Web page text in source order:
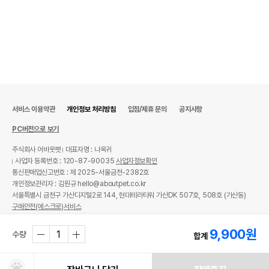
수량 합계 9,900원
서비스 이용약관 개인정보 처리방침 입점/제휴 문의 공지사항
PC버전으로 보기
주식회사 어바웃펫
대표자명 : 나옥귀
사업자 등록번호 : 120-87-90035사업자정보확인
통신판매업신고번호 : 제 2025-서울금천-2382호
개인정보관리자 : 김원규 hello@aboutpet.co.kr
서울특별시 금천구 가산디지털2로 144, 현대테라타워 가산DK 507호, 508호 (가산동)
구매안전(에스크로)서비스